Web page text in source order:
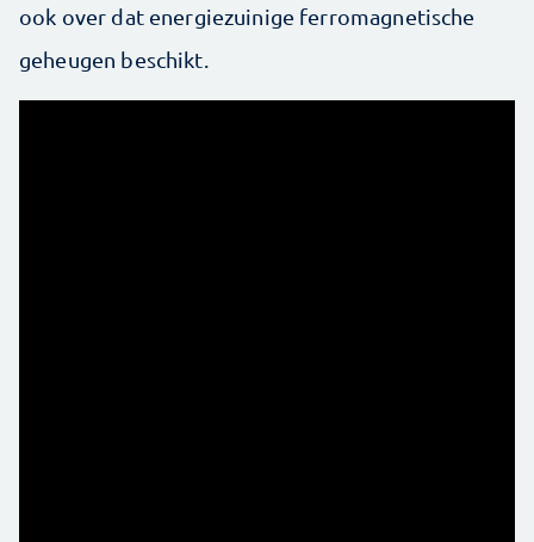
ook over dat energiezuinige ferromagnetische
geheugen beschikt.